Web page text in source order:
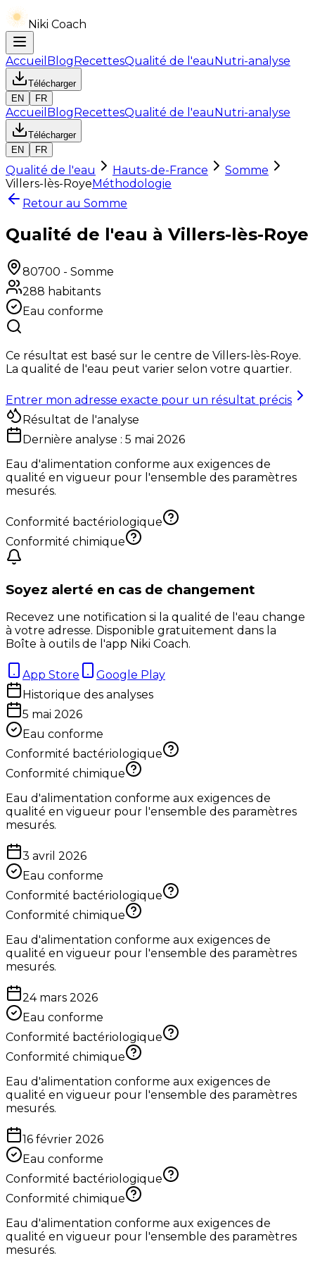
Niki Coach
Accueil BlogRecettesQualité de l'eauNutri-analyse
Télécharger
EN
FR
Accueil BlogRecettesQualité de l'eauNutri-analyse
Télécharger
EN
FR
Qualité de l'eau Hauts-de-France
Somme
Villers-lès-RoyeMéthodologie
Retour au Somme
Qualité de l'eau à Villers-lès-Roye
80700 - Somme
288 habitants
Eau conforme
Ce résultat est basé sur le centre de Villers-lès-Roye.
La qualité de l'eau peut varier selon votre quartier.
Entrer mon adresse exacte pour un résultat précis
Résultat de l'analyse
Dernière analyse : 5 mai 2026
Eau d'alimentation conforme aux exigences de
qualité en vigueur pour l'ensemble des paramètres
mesurés.
Conformité bactériologique
Conformité chimique
Soyez alerté en cas de changement
Recevez une notification si la qualité de l'eau change
à votre adresse. Disponible gratuitement dans la
Boîte à outils de l'app Niki Coach.
App Store
Google Play
Historique des analyses
5 mai 2026
Eau conforme
Conformité bactériologique
Conformité chimique
Eau d'alimentation conforme aux exigences de
qualité en vigueur pour l'ensemble des paramètres
mesurés.
3 avril 2026
Eau conforme
Conformité bactériologique
Conformité chimique
Eau d'alimentation conforme aux exigences de
qualité en vigueur pour l'ensemble des paramètres
mesurés.
24 mars 2026
Eau conforme
Conformité bactériologique
Conformité chimique
Eau d'alimentation conforme aux exigences de
qualité en vigueur pour l'ensemble des paramètres
mesurés.
16 février 2026
Eau conforme
Conformité bactériologique
Conformité chimique
Eau d'alimentation conforme aux exigences de
qualité en vigueur pour l'ensemble des paramètres
mesurés.